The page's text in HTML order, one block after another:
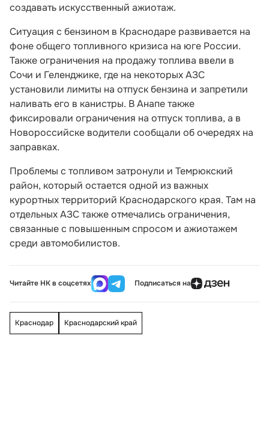
создавать искусственный ажиотаж.
Ситуация с бензином в Краснодаре развивается на
фоне общего топливного кризиса на юге России.
Также ограничения на продажу топлива ввели в
Сочи и Геленджике, где на некоторых АЗС
установили лимиты на отпуск бензина и запретили
наливать его в канистры. В Анапе также
фиксировали ограничения на отпуск топлива, а в
Новороссийске водители сообщали об очередях на
заправках.
Проблемы с топливом затронули и Темрюкский
район, который остается одной из важных
курортных территорий Краснодарского края. Там на
отдельных АЗС также отмечались ограничения,
связанные с повышенным спросом и ажиотажем
среди автомобилистов.
Читайте НК в соцсетях Подписаться на
Краснодар Краснодарский край